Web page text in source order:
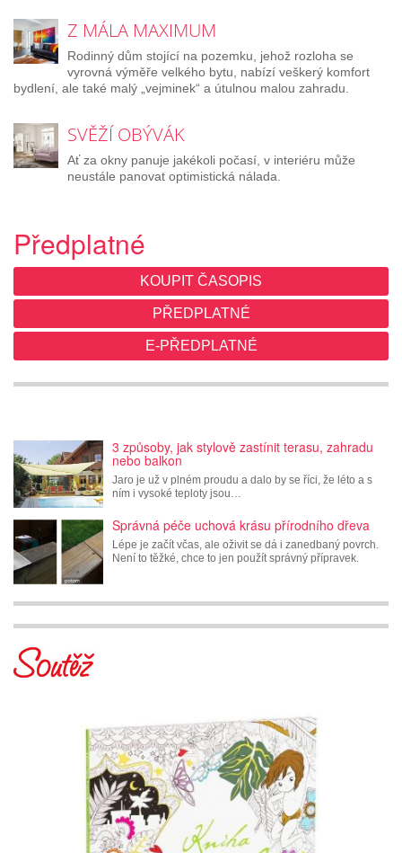
Z MÁLA MAXIMUM
Rodinný dům stojící na pozemku, jehož rozloha se
vyrovná výměře velkého bytu, nabízí veškerý komfort
bydlení, ale také malý „vejminek“ a útulnou malou zahradu.
SVĚŽÍ OBÝVÁK
Ať za okny panuje jakékoli počasí, v interiéru může
neustále panovat optimistická nálada.
Předplatné
KOUPIT ČASOPIS
PŘEDPLATNÉ
E-PŘEDPLATNÉ
3 způsoby, jak stylově zastínit terasu, zahradu
nebo balkon
Jaro je už v plném proudu a dalo by se říci, že léto a s
ním i vysoké teploty jsou…
Správná péče uchová krásu přírodního dřeva
Lépe je začít včas, ale oživit se dá i zanedbaný povrch.
Není to těžké, chce to jen použít správný přípravek.